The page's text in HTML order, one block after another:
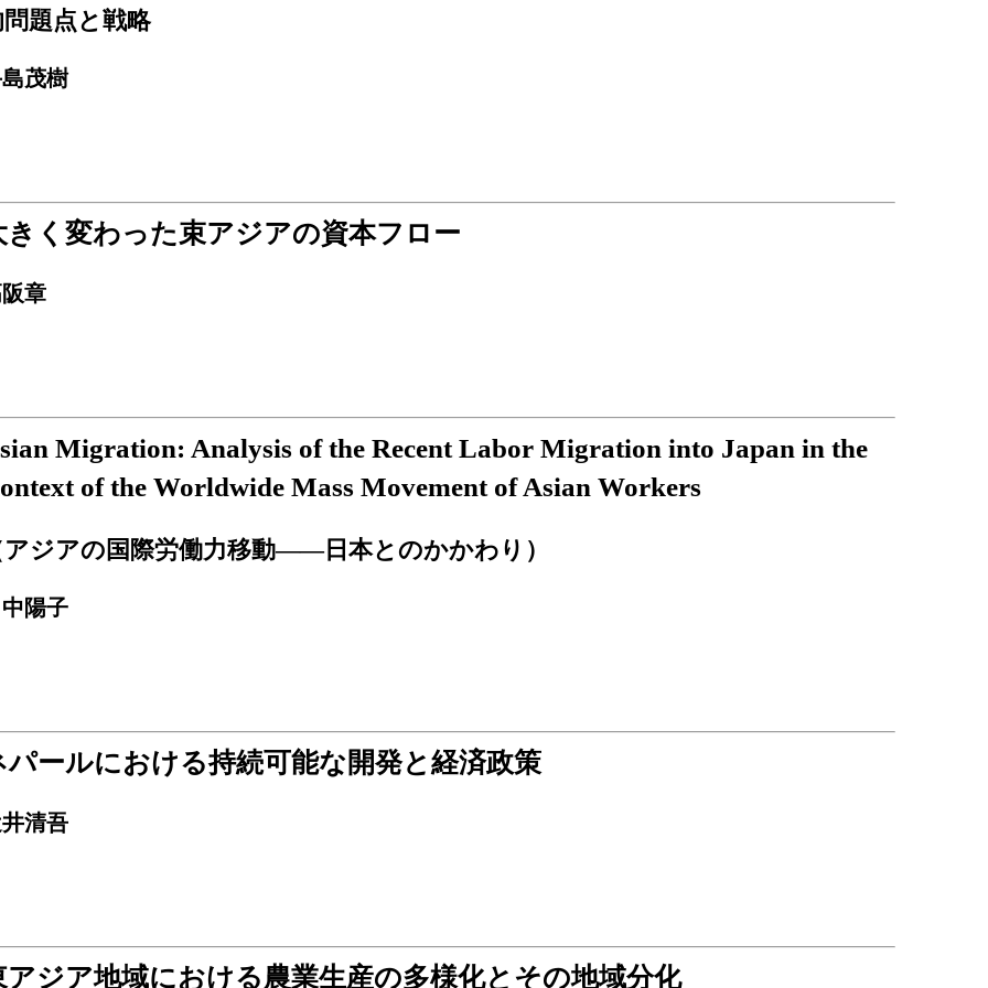
題点と戦略
茂樹
きく変わった束アジアの資本フロー
章
Migration: Analysis of the Recent Labor Migration into Japan in the
of the Worldwide Mass Movement of Asian Workers
アジアの国際労働力移動――日本とのかかわり）
陽子
パールにおける持続可能な開発と経済政策
清吾
アジア地域における農業生産の多様化とその地域分化